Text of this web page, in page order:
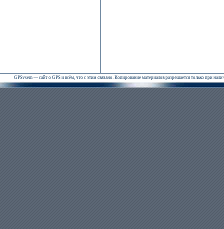
GPSvsem — сайт о GPS и всём, что с этим связано. Копирование материалов разрешается только при